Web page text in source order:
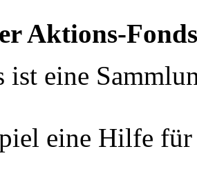
Aktions-
ist eine
eine Hilfe für